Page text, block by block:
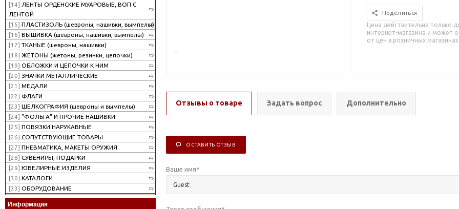
[14] ЛЕНТЫ ОРДЕНСКИЕ МУАРОВЫЕ, ВОП С
ЛЕНТОЙ
[15] ПЛАСТИЗОЛЬ (шевроны, нашивки, вымпелы)
[16] ВЫШИВКА (шевроны, нашивки, вымпелы)
[17] ТКАНЫЕ (шевроны, нашивки)
[18] ЖЕТОНЫ (жетоны, резинки, цепочки)
[19] ОБЛОЖКИ И ЦЕПОЧКИ К НИМ
[20] ЗНАЧКИ МЕТАЛЛИЧЕСКИЕ
[21] МЕДАЛИ
[22] ФЛАГИ
[23] ШЕЛКОГРАФИЯ (шевроны и вымпелы)
[24] "ФОЛЬГА" И ПРОЧИЕ НАШИВКИ
[25] ПОВЯЗКИ НАРУКАВНЫЕ
[26] СОПУТСТВУЮЩИЕ ТОВАРЫ
[27] ПНЕВМАТИКА, МАКЕТЫ ОРУЖИЯ
[28] СУВЕНИРЫ, ПОДАРКИ
[29] ЮВЕЛИРНЫЕ ИЗДЕЛИЯ
[30] КАТАЛОГИ
[33] ОБОРУДОВАНИЕ
Информация
Поделиться
Цена действительна только
интернет-магазина и может
от цен в розничных магазинах
Отзывы о товаре Задать вопрос Дополнительно
ОСТАВИТЬ ОТЗЫВ
Ваше имя*